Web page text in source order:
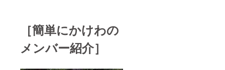
［簡単にかけわの
メンバー紹介］